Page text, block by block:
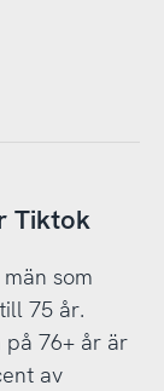
Tiktok
som
75 år.
76+ år är
av